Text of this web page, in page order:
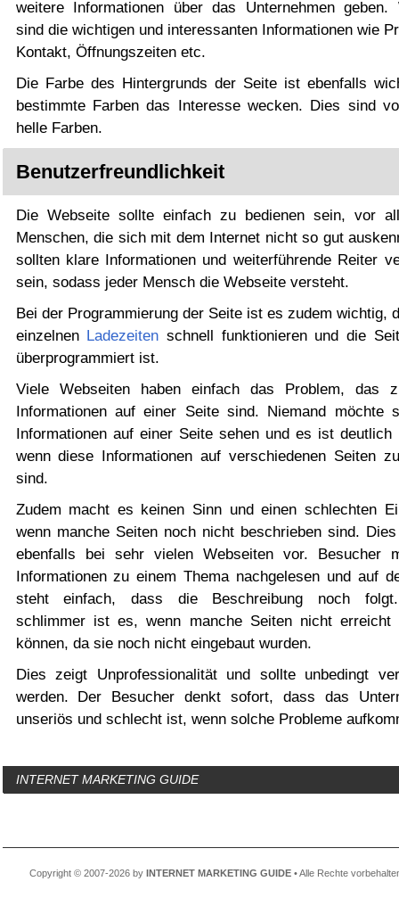
weitere Informationen über das Unternehmen geben.
sind die wichtigen und interessanten Informationen wie
Kontakt, Öffnungszeiten etc.
Die Farbe des Hintergrunds der Seite ist ebenfalls
bestimmte Farben das Interesse wecken. Dies sind
helle Farben.
Benutzerfreundlichkeit
Die Webseite sollte einfach zu bedienen sein, vor
Menschen, die sich mit dem Internet nicht so gut
sollten klare Informationen und weiterführende Reiter
sein, sodass jeder Mensch die Webseite versteht.
Bei der Programmierung der Seite ist es zudem wichtig,
einzelnen Ladezeiten schnell funktionieren und die
überprogrammiert ist.
Viele Webseiten haben einfach das Problem, das
Informationen auf einer Seite sind. Niemand möchte
Informationen auf einer Seite sehen und es ist deutlich
wenn diese Informationen auf verschiedenen Seiten
sind.
Zudem macht es keinen Sinn und einen schlechten
wenn manche Seiten noch nicht beschrieben sind.
ebenfalls bei sehr vielen Webseiten vor. Besucher
Informationen zu einem Thema nachgelesen und auf
steht einfach, dass die Beschreibung noch
schlimmer ist es, wenn manche Seiten nicht erreicht
können, da sie noch nicht eingebaut wurden.
Dies zeigt Unprofessionalität und sollte unbedingt
werden. Der Besucher denkt sofort, dass das
unseriös und schlecht ist, wenn solche Probleme
INTERNET MARKETING GUIDE
Copyright © 2007-2026 by INTERNET MARKETING GUIDE• Alle Rechte